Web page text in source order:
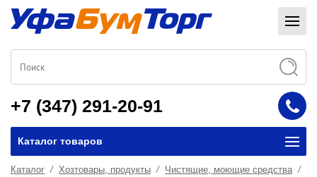
+7 (347) 291-20-91
Каталог товаров
Каталог Хозтовары, продукты
Чистящие, моющие средства